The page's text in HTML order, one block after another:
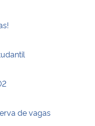
de vagas